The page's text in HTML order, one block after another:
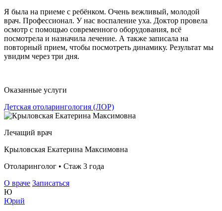
Я была на приеме с ребёнком. Очень вежливый, молодой
врач. Профессионал. У нас воспаление уха. Доктор провела
осмотр с помощью современного оборудования, всё
посмотрела и назначила лечение. А также записала на
повторный прием, чтобы посмотреть динамику. Результат мы
увидим через три дня.
Оказанные услуги
Детская отоларингология (ЛОР)
Лечащий врач
Крыловская Екатерина Максимовна
Отоларинголог • Стаж 3 года
О враче Записаться
Ю
Юрий